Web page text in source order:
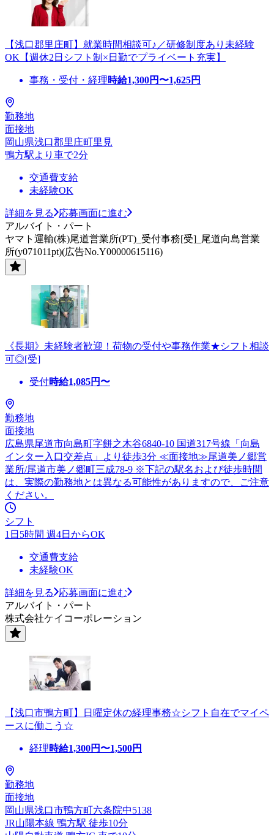
【浅口郡里庄町】就業時間相談可♪／研修制度あり未経験
OK【週休2日シフト制×日勤でプライベート充実】
事務・受付・経理時給1,300円〜1,625円
勤務地
面接地
岡山県浅口郡里庄町里見
鴨方駅より車で2分
交通費支給
未経験OK
詳細を見る
応募画面に進む
アルバイト・パート
ヤマト運輸(株)尾道営業所(PT)_受付事務[受]_尾道向島営業
所(y071011pt)(広告No.Y00000615116)
《長期》未経験者歓迎！荷物の受付や事務作業★シフト相談
可◎[受]
受付時給1,085円〜
勤務地
面接地
広島県尾道市向島町字餅之木谷6840-10 国道317号線「向島
インター入口交差点」より徒歩3分 ≪面接地≫尾道美ノ郷営
業所/尾道市美ノ郷町三成78-9 ※下記の駅名および徒歩時間
は、実際の勤務地とは異なる可能性がありますので、ご注意
ください。
シフト
1日5時間 週4日からOK
交通費支給
未経験OK
詳細を見る
応募画面に進む
アルバイト・パート
株式会社ケイコーポレーション
【浅口市鴨方町】日曜定休の経理事務☆シフト自在でマイペ
ースに働こう☆
経理時給1,300円〜1,500円
勤務地
面接地
岡山県浅口市鴨方町六条院中5138
JR山陽本線 鴨方駅 徒歩10分